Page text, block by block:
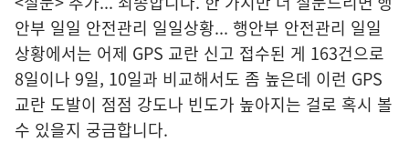
안부 일일 안전관리 일일상황... 행안부 안전관리 일일
상황에서는 어제 GPS 교란 신고 접수된 게 163건으로
8일이나 9일, 10일과 비교해서도 좀 높은데 이런 GPS
교란 도발이 점점 강도나 빈도가 높아지는 걸로 혹시 볼
수 있을지 궁금합니다.